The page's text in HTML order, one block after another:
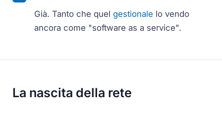
Già. Tanto che quelgestionale lo vendo
ancora come "software as a service".
La nascita della rete